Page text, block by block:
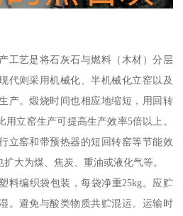
艺是将石灰石与燃料（木材）分层
代则采用机械化、半机械化立窑以及
产。煅烧时间也相应地缩短，用回转
立窑生产可提高生产效率5倍以上。
立窑和带预热器的短回转窑等节能效
大为煤、焦炭、重油或液化气等。
料编织袋包装，每袋净重25kg。应贮
。避免与酸类物质共贮混运。运输时